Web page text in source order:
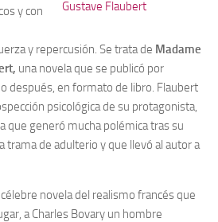
y con
y repercusión. Se trata de Madame
una novela que se publicó por
después, en formato de libro. Flaubert
psicológica de su protagonista,
que generó mucha polémica tras su
trama de adulterio y que llevó al autor a
novela del realismo francés que
a Charles Bovary un hombre